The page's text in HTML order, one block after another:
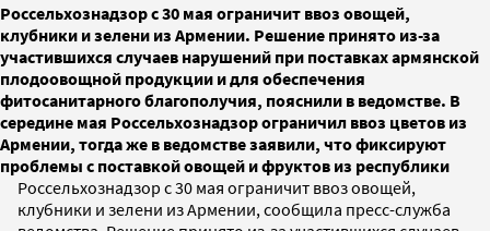
Россельхознадзор с 30 мая ограничит ввоз овощей,
клубники и зелени из Армении. Решение принято из-за
участившихся случаев нарушений при поставках армянской
плодоовощной продукции и для обеспечения
фитосанитарного благополучия, пояснили в ведомстве. В
середине мая Россельхознадзор ограничил ввоз цветов из
Армении, тогда же в ведомстве заявили, что фиксируют
проблемы с поставкой овощей и фруктов из республики
Россельхознадзор с 30 мая ограничит ввоз овощей,
клубники и зелени из Армении, сообщила пресс-служба